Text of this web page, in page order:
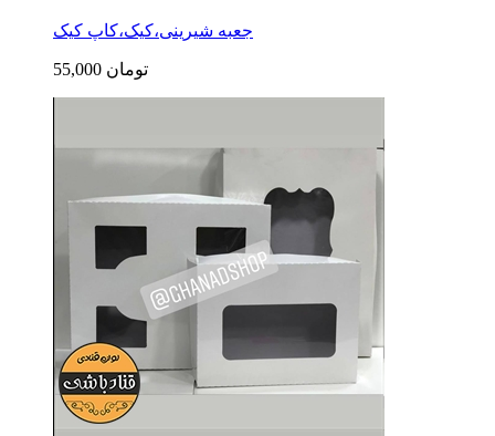
جعبه شیرینی،کیک،کاپ کیک
55,000 تومان